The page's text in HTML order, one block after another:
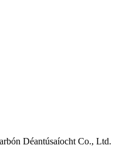
Déantúsaíocht Co., Ltd.